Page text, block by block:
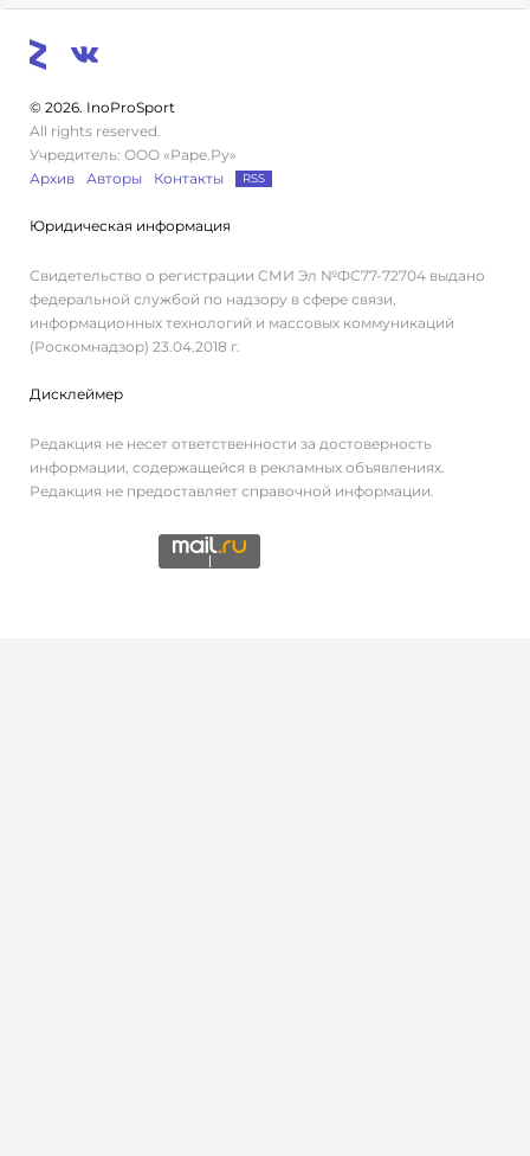
© 2026. InoProSport
All rights reserved.
Учредитель: ООО «Раре.Ру»
Архив
Авторы Контакты RSS
Юридическая информация
Свидетельство о регистрации СМИ Эл №ФС77-72704 выдано
федеральной службой по надзору в сфере связи,
информационных технологий и массовых коммуникаций
(Роскомнадзор) 23.04.2018 г.
Дисклеймер
Редакция не несет ответственности за достоверность
информации, содержащейся в рекламных объявлениях.
Редакция не предоставляет справочной информации.